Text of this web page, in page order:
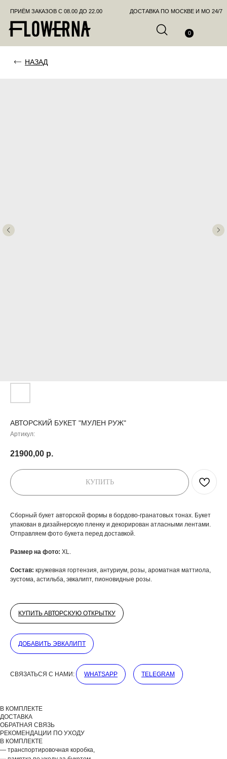
ПРИЁМ ЗАКАЗОВ С 08.00 ДО 22.00
АВТОРСКИЙ БУКЕТ "МУЛЕН РУЖ"
Артикул:
21900,00 р.
КУПИТЬ
Сборный букет авторской формы в бордово-гранатовых тонах. Букет
упакован в дизайнерскую пленку и декорирован атласными лентами.
Отправляем фото букета перед доставкой.
Размер на фото: XL.
Состав: кружевная гортензия, антуриум, розы, ароматная маттиола,
эустома, астильба, эвкалипт, пионовидные розы.
КУПИТЬ АВТОРСКУЮ ОТКРЫТКУ
ДОБАВИТЬ ЭВКАЛИПТ
СВЯЗАТЬСЯ С НАМИ: WHATSAPP TELEGRAM
В КОМПЛЕКТЕ
ДОСТАВКА
ОБРАТНАЯ СВЯЗЬ
РЕКОМЕНДАЦИИ ПО УХОДУ
В КОМПЛЕКТЕ
— транспортировочная коробка,
ДОБАВЬТЕ ПОДАРОК